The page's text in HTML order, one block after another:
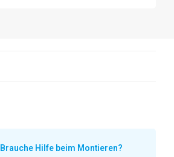
Brauche Hilfe beim Montieren?